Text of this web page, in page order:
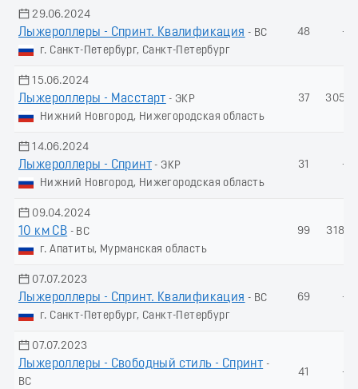
29.06.2024
Лыжероллеры - Спринт. Квалификация - ВС
г. Санкт-Петербург, Санкт-Петербург
48 -
15.06.2024
Лыжероллеры - Масстарт - ЭКР
Нижний Новгород, Нижегородская область
37
14.06.2024
Лыжероллеры - Спринт - ЭКР
Нижний Новгород, Нижегородская область
31 -
09.04.2024
10 км СВ - ВС
г. Апатиты, Мурманская область
99
07.07.2023
Лыжероллеры - Спринт. Квалификация - ВС
г. Санкт-Петербург, Санкт-Петербург
69 -
07.07.2023
Лыжероллеры - Свободный стиль - Спринт -
ВС
41 -